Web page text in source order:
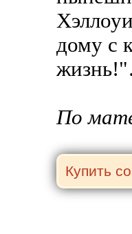
дому с
По